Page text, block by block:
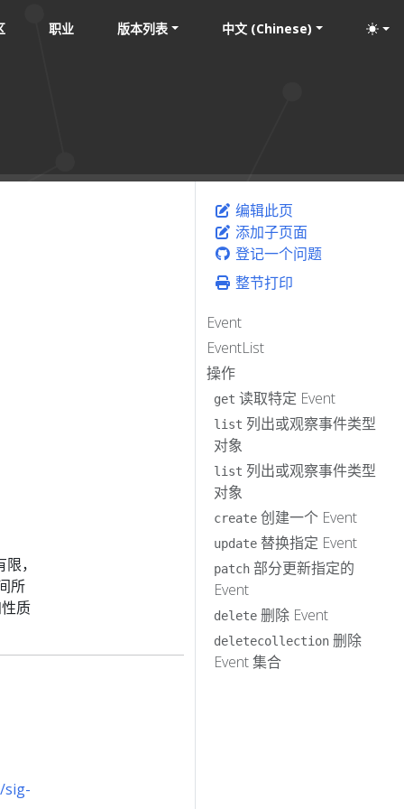
职业 版本列表 中文 (Chinese)
编辑此页
添加子页面
登记一个问题
整节打印
Event
EventList
操作
get 读取特定 Event
list 列出或观察事件类型
对象
list 列出或观察事件类型
对象
create 创建一个 Event
update 替换指定 Event
patch 部分更新指定的
Event
delete 删除 Event
deletecollection 删除
Event 集合
，
所
质
sig-